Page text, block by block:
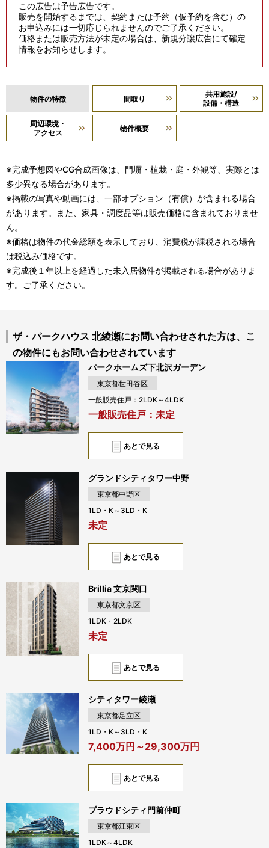
この広告は予告広告です。
販売を開始するまでは、契約または予約（仮予約を含む）の
お申込みには一切応じられませんのでご了承ください。
価格または販売方法が未定の場合は、新規分譲広告にて確定
情報をお知らせします。
物件の特徴 間取り
共用施設/
設備・構造
周辺環境・
アクセス
物件概要
※完成予想図やCG合成画像は、門塀・植栽・庭・外観等、実際とは
多少異なる場合があります。
※掲載の写真や動画には、一部オプション（有償）が含まれる場合
があります。また、家具・調度品等は販売価格に含まれておりませ
ん。
※価格は物件の代金総額を表示しており、消費税が課税される場合
は税込み価格です。
※完成後１年以上を経過した未入居物件が掲載される場合がありま
す。ご了承ください。
ザ・パークハウス 北綾瀬にお問い合わせされた方は、こ
の物件にもお問い合わせされています
あとで見る
パークホームズ下北沢ガーデン
東京都世田谷区
一般販売住戸：2LDK～4LDK
一般販売住戸：未定
あとで見る
グランドシティタワー中野
東京都中野区
1LD・K～3LD・K
未定
あとで見る
Brillia 文京関口
東京都文京区
1LDK・2LDK
未定
あとで見る
シティタワー綾瀬
東京都足立区
1LD・K～3LD・K
7,400万円～29,300万円
プラウドシティ門前仲町
東京都江東区
1LDK～4LDK